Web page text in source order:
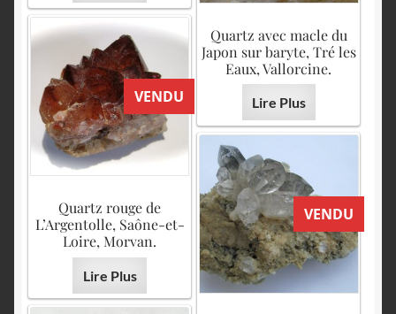
Quartz avec macle du
Japon sur baryte, Tré les
Eaux, Vallorcine.
Lire Plus
VENDU
Quartz rouge de
L’Argentolle, Saône-et-
Loire, Morvan.
Lire Plus
VENDU